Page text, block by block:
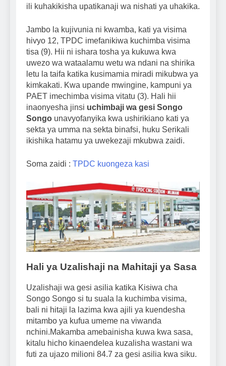
ili kuhakikisha upatikanaji wa nishati ya uhakika.
Jambo la kujivunia ni kwamba, kati ya visima
hivyo 12, TPDC imefanikiwa kuchimba visima
tisa (9). Hii ni ishara tosha ya kukuwa kwa
uwezo wa wataalamu wetu wa ndani na shirika
letu la taifa katika kusimamia miradi mikubwa ya
kimkakati. Kwa upande mwingine, kampuni ya
PAET imechimba visima vitatu (3). Hali hii
inaonyesha jinsi uchimbaji wa gesi Songo
Songo unavyofanyika kwa ushirikiano kati ya
sekta ya umma na sekta binafsi, huku Serikali
ikishika hatamu ya uwekezaji mkubwa zaidi.
Soma zaidi : TPDC kuongeza kasi
Hali ya Uzalishaji na Mahitaji ya Sasa
Uzalishaji wa gesi asilia katika Kisiwa cha
Songo Songo si tu suala la kuchimba visima,
bali ni hitaji la lazima kwa ajili ya kuendesha
mitambo ya kufua umeme na viwanda
nchini.Makamba amebainisha kuwa kwa sasa,
kitalu hicho kinaendelea kuzalisha wastani wa
futi za ujazo milioni 84.7 za gesi asilia kwa siku.